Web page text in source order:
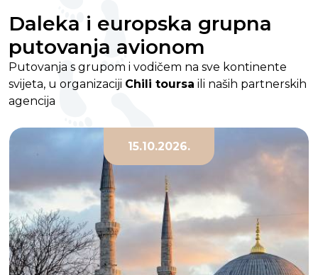
Daleka i europska grupna
putovanja avionom
Putovanja s grupom i vodičem na sve kontinente
svijeta, u organizaciji Chili toursa ili naših partnerskih
agencija
15.10.2026.